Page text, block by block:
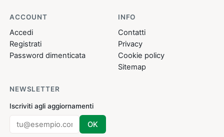
ACCOUNT
Accedi
Registrati
Password dimenticata
INFO
Contatti
Privacy
Cookie policy
Sitemap
NEWSLETTER
Iscriviti agli aggiornamenti
OK